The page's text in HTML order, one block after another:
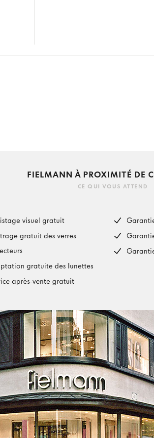
FIELMANN À PROXIMITÉ DE
CE QUI VOUS ATTEND
visuel gratuit
gratuit des verres
gratuite des lunettes
après-vente gratuit